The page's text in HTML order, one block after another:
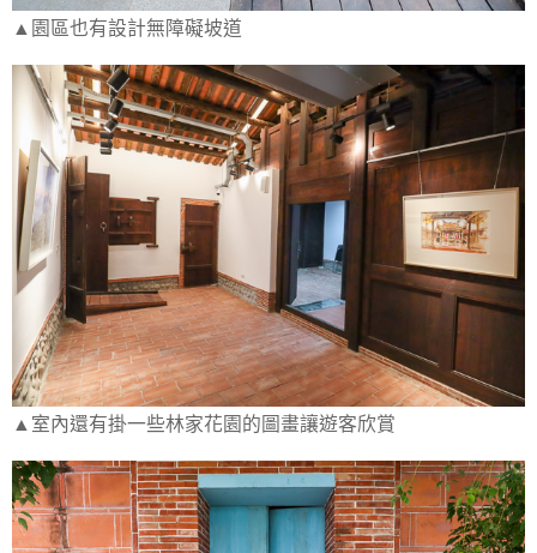
▲園區也有設計無障礙坡道
▲室內還有掛一些林家花園的圖畫讓遊客欣賞